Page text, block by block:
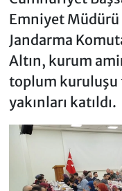
Emniyet
Jandarma
Altın, kurum
toplum kuruluşu
yakınları katıldı.